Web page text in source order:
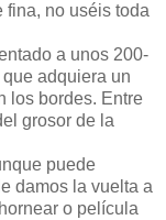
fina, no uséis toda
a unos 200-
adquiera un
los bordes. Entre
grosor de la
puede
damos la vuelta a
o película